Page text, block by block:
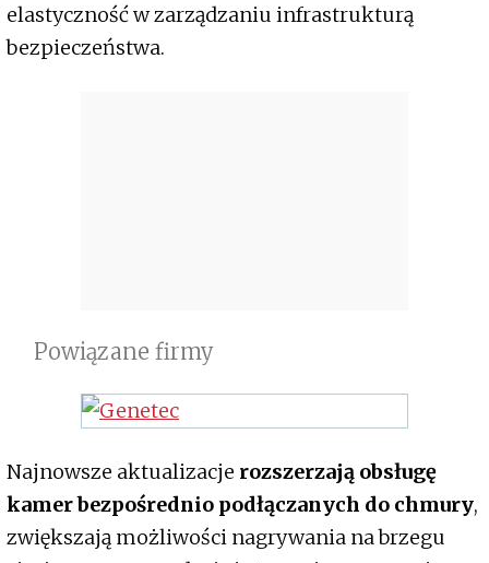
elastyczność w zarządzaniu infrastrukturą
bezpieczeństwa.
Powiązane firmy
Najnowsze aktualizacje rozszerzają obsługę
kamer bezpośrednio podłączanych do chmury,
zwiększają możliwości nagrywania na brzegu